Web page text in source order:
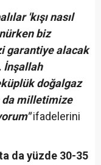
'kışı nasıl
biz
garantiye alacak
İnşallah
doğalgaz
da milletimize
ifadelerini
da yüzde 30-35